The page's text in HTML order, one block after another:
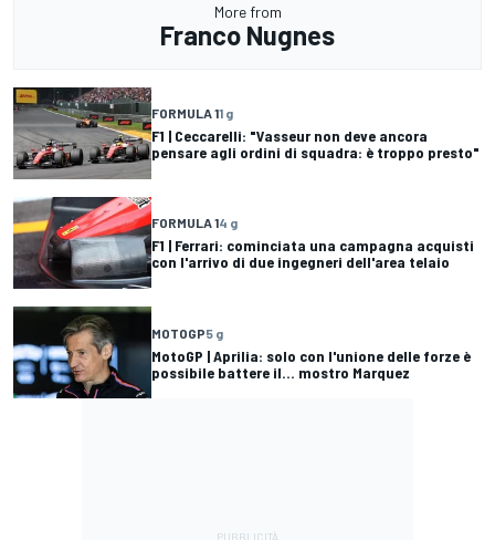
More from
Franco Nugnes
FORMULA 11 g
F1 | Ceccarelli: "Vasseur non deve ancora
pensare agli ordini di squadra: è troppo presto"
FORMULA 14 g
F1 | Ferrari: cominciata una campagna acquisti
con l'arrivo di due ingegneri dell'area telaio
MOTOGP5 g
MotoGP | Aprilia: solo con l'unione delle forze è
possibile battere il... mostro Marquez